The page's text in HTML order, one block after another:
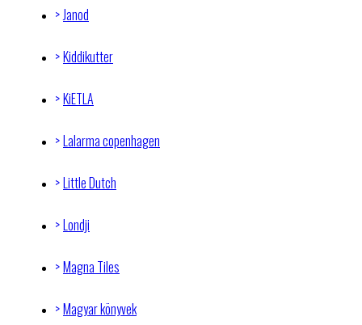
Janod
Kiddikutter
KiETLA
Lalarma copenhagen
Little Dutch
Londji
Magna Tiles
Magyar könyvek